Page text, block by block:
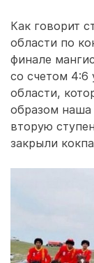
Как говорит
области по
финале
со счетом 4:6
области,
образом наша
вторую
закрыли